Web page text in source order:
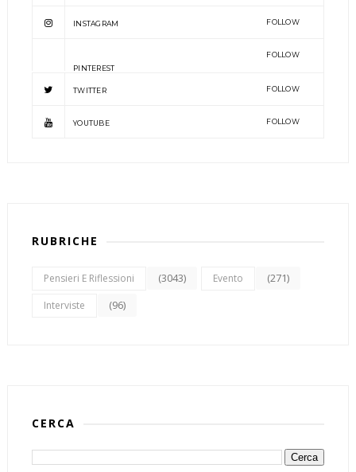
INSTAGRAM FOLLOW
PINTEREST
FOLLOW
TWITTER FOLLOW
YOUTUBE FOLLOW
RUBRICHE
Pensieri E Riflessioni (3043) Evento (271)
Interviste (96)
CERCA